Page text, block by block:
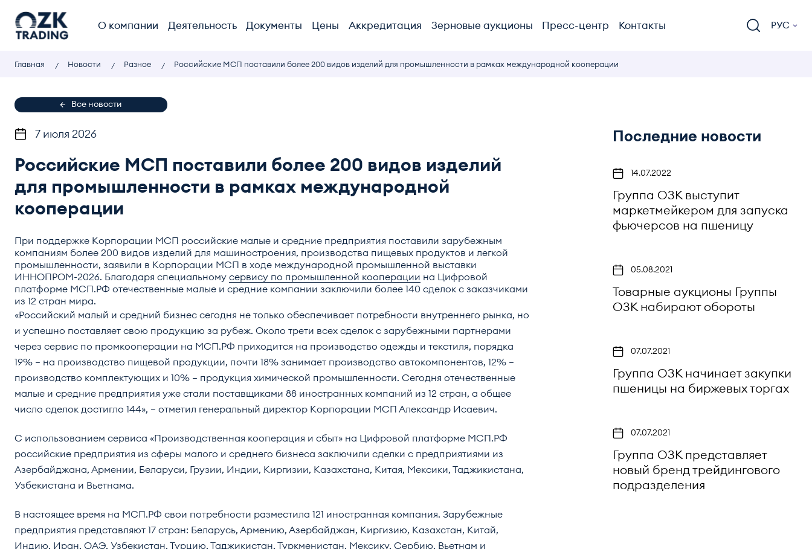
О компании Деятельность Документы Цены Аккредитация Зерновые аукционы Пресс-центр Контакты РУС
Главная Новости Разное Российские МСП поставили более 200 видов изделий для промышленности в рамках международной кооперации
Все новости
7 июля 2026
Российские МСП поставили более 200 видов изделий
для промышленности в рамках международной
кооперации
При поддержке Корпорации МСП российские малые и средние предприятия поставили зарубежным
компаниям более 200 видов изделий для машиностроения, производства пищевых продуктов и легкой
промышленности, заявили в Корпорации МСП в ходе международной промышленной выставки
ИННОПРОМ-2026. Благодаря специальному сервису по промышленной кооперации на Цифровой
платформе МСП.РФ отечественные малые и средние компании заключили более 140 сделок с заказчиками
из 12 стран мира.
«Российский малый и средний бизнес сегодня не только обеспечивает потребности внутреннего рынка, но
и успешно поставляет свою продукцию за рубеж. Около трети всех сделок с зарубежными партнерами
через сервис по промкооперации на МСП.РФ приходится на производство одежды и текстиля, порядка
19% – на производство пищевой продукции, почти 18% занимает производство автокомпонентов, 12% –
производство комплектующих и 10% – продукция химической промышленности. Сегодня отечественные
малые и средние предприятия уже стали поставщиками 88 иностранных компаний из 12 стран, а общее
число сделок достигло 144», – отметил генеральный директор Корпорации МСП Александр Исаевич.
С использованием сервиса «Производственная кооперация и сбыт» на Цифровой платформе МСП.РФ
российские предприятия из сферы малого и среднего бизнеса заключили сделки с предприятиями из
Азербайджана, Армении, Беларуси, Грузии, Индии, Киргизии, Казахстана, Китая, Мексики, Таджикистана,
Узбекистана и Вьетнама.
В настоящее время на МСП.РФ свои потребности разместила 121 иностранная компания. Зарубежные
предприятия представляют 17 стран: Беларусь, Армению, Азербайджан, Киргизию, Казахстан, Китай,
Индию, Иран, ОАЭ, Узбекистан, Турцию, Таджикистан, Туркменистан, Мексику, Сербию, Вьетнам и
Последние новости
14.07.2022
Группа ОЗК выступит
маркетмейкером для запуска
фьючерсов на пшеницу
05.08.2021
Товарные аукционы Группы
ОЗК набирают обороты
07.07.2021
Группа ОЗК начинает закупки
пшеницы на биржевых торгах
07.07.2021
Группа ОЗК представляет
новый бренд трейдингового
подразделения